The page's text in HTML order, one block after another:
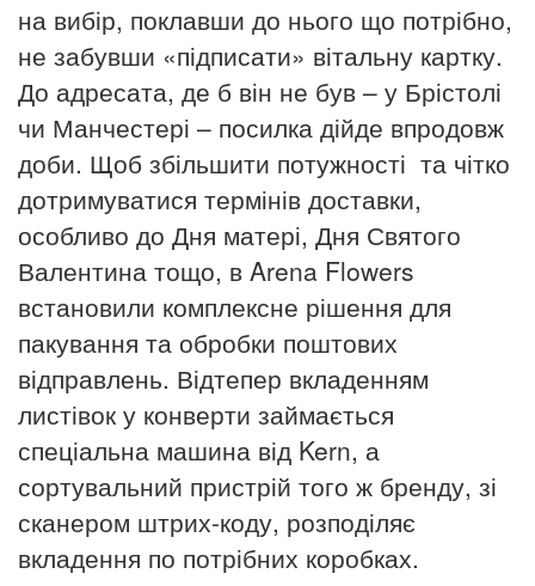
на вибір, поклавши до нього що потрібно,
не забувши «підписати» вітальну картку.
До адресата, де б він не був – у Брістолі
чи Манчестері – посилка дійде впродовж
доби. Щоб збільшити потужності та чітко
дотримуватися термінів доставки,
особливо до Дня матері, Дня Святого
Валентина тощо, в Arena Flowers
встановили комплексне рішення для
пакування та обробки поштових
відправлень. Відтепер вкладенням
листівок у конверти займається
спеціальна машина від Kern, а
сортувальний пристрій того ж бренду, зі
сканером штрих-коду, розподіляє
вкладення по потрібних коробках.